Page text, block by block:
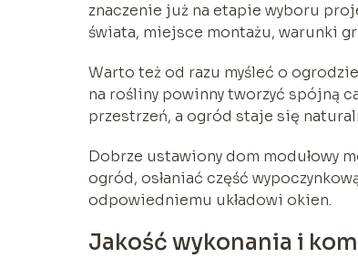
znaczenie już na etapie wyboru
świata, miejsce montażu, warunki
Warto też od razu myśleć o
na rośliny powinny tworzyć spójną
przestrzeń, a ogród staje się
Dobrze ustawiony dom modułowy
ogród, osłaniać część
odpowiedniemu układowi okien.
Jakość wykonania i